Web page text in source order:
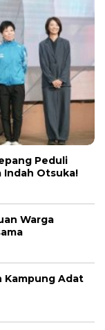
Peduli
Indah Otsuka!
Warga
Kampung Adat